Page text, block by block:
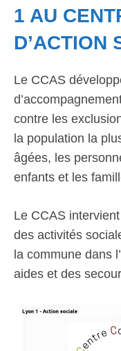
1 AU
D’ACTION
Le CCAS
contre les
la population la
âgées, les
enfants et les
Le CCAS
des activités
la commune dans
aides et des